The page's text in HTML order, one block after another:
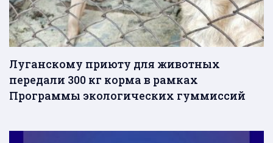
Луганскому приюту для животных
передали 300 кг корма в рамках
Программы экологических гуммиссий